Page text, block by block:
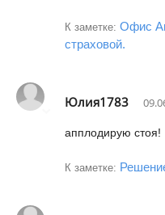
К заметке: Офис
страховой.
Юлия1783
апплодирую стоя!
К заметке: